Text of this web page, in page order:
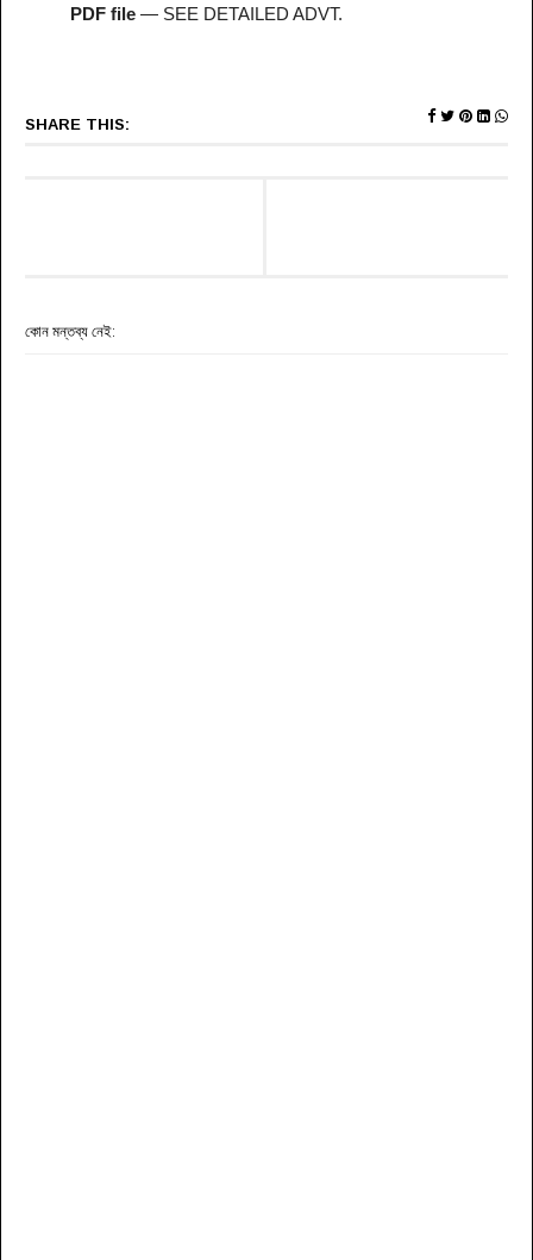
PDF file— SEE DETAILED ADVT.
SHARE THIS:
কোন মন্তব্য নেই: